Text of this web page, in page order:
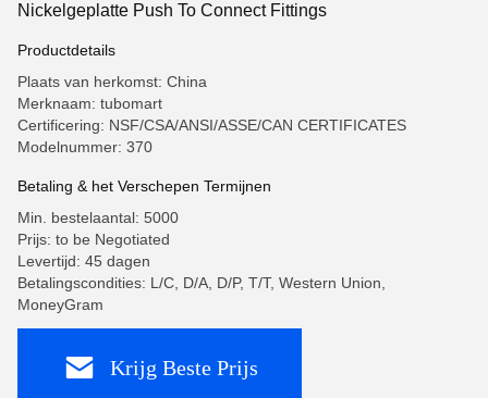
Nickelgeplatte Push To Connect Fittings
Productdetails
Plaats van herkomst: China
Merknaam: tubomart
Certificering: NSF/CSA/ANSI/ASSE/CAN CERTIFICATES
Modelnummer: 370
Betaling & het Verschepen Termijnen
Min. bestelaantal: 5000
Prijs: to be Negotiated
Levertijd: 45 dagen
Betalingscondities: L/C, D/A, D/P, T/T, Western Union,
MoneyGram
Krijg Beste Prijs